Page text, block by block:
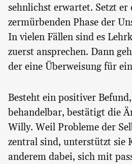
sehnlichst erwartet. Setzt er
zermürbenden Phase der
In vielen Fällen sind es
zuerst ansprechen. Dann
der eine Überweisung für
Besteht ein positiver
behandelbar, bestätigt die
Willy. Weil Probleme der
zentral sind, unterstützt sie
anderem dabei, sich mit